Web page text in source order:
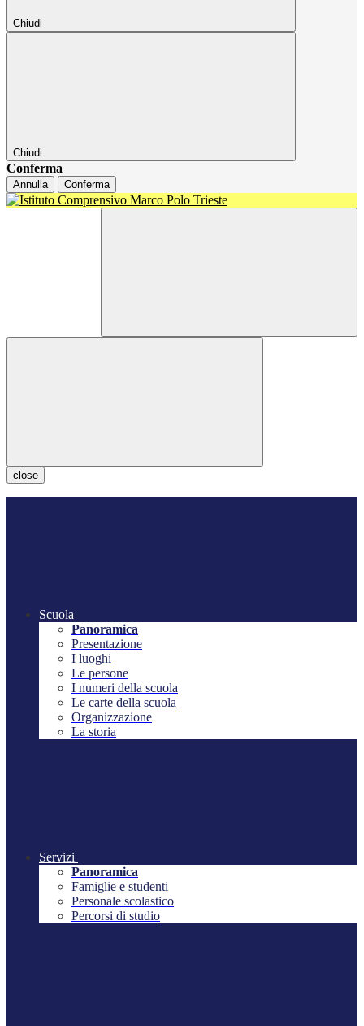
Chiudi
Chiudi
Conferma
Annulla Conferma
close
Scuola
Panoramica
Presentazione
I luoghi
Le persone
I numeri della scuola
Le carte della scuola
Organizzazione
La storia
Servizi
Panoramica
Famiglie e studenti
Personale scolastico
Percorsi di studio